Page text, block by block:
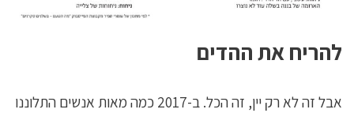
להריח את ההדים
אבל זה לא רק יין, זה הכל. ב-2017 כמה מאות אנשים התלוננו